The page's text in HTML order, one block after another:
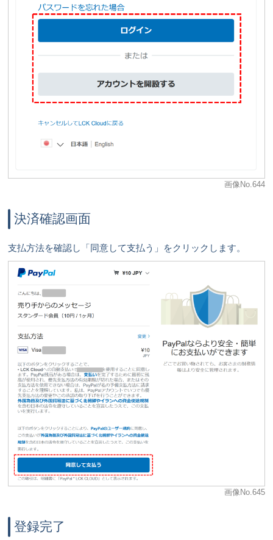
画像No.644
決済確認画面
支払方法を確認し「同意して支払う」をクリックします。
画像No.645
登録完了